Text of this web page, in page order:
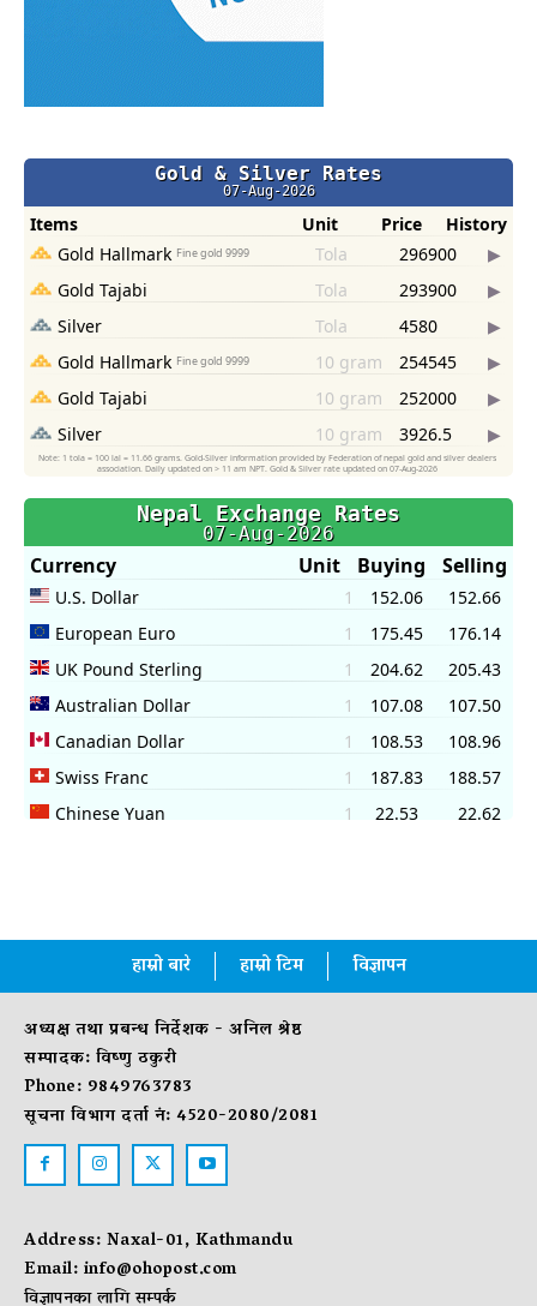
हाम्रो बारे हाम्रो टिम विज्ञापन
अध्यक्ष तथा प्रबन्ध निर्देशक - अनिल श्रेष्ठ
सम्पादक: विष्णु ठकुरी
Phone: 9849763783
सूचना विभाग दर्ता नं: 4520-2080/2081
Address: Naxal-01, Kathmandu
Email:info@ohopost.com
विज्ञापनका लागि सम्पर्क